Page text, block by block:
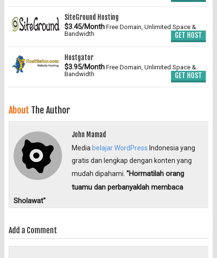
SiteGround Hosting
$3.45/MonthFree Domain, Unlimited Space &
Bandwidth
GET HOST
Hostgator
$3.95/MonthFree Domain, Unlimited Space &
Bandwidth
GET HOST
About The Author
John Mamad
Media belajar WordPress Indonesia yang
gratis dan lengkap dengan konten yang
mudah dipahami."Hormatilah orang
tuamu dan perbanyaklah membaca
Sholawat"
Add a Comment